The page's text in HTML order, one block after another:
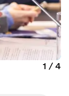
1 / 4